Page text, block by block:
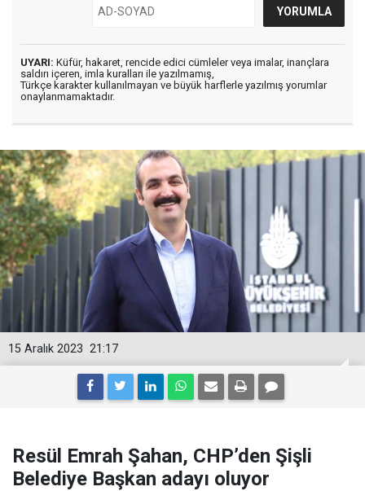
UYARI: Küfür, hakaret, rencide edici cümleler veya imalar, inançlara
saldırı içeren, imla kuralları ile yazılmamış,
Türkçe karakter kullanılmayan ve büyük harflerle yazılmış yorumlar
onaylanmamaktadır.
21:17
15 Aralık 2023
Resül Emrah Şahan, CHP’den Şişli
Belediye Başkan adayı oluyor